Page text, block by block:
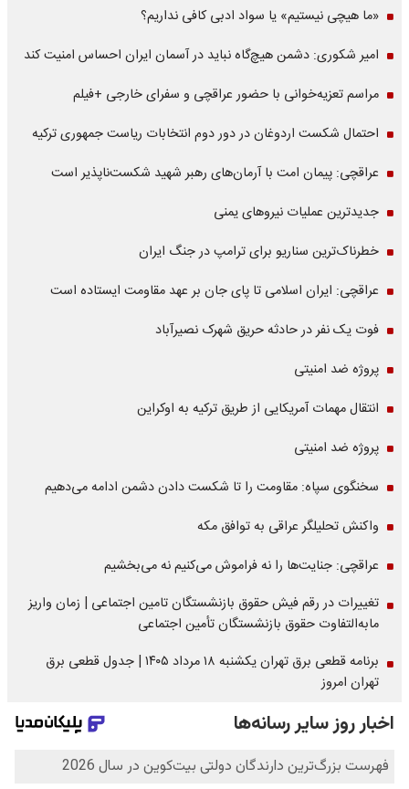
«ما هیچی نیستیم» یا سواد ادبی کافی نداریم؟
امیر شکوری: دشمن هیچ‌گاه نباید در آسمان ایران احساس امنیت کند
مراسم تعزیه‌خوانی با حضور عراقچی و سفرای خارجی +فیلم
احتمال شکست اردوغان در دور دوم انتخابات ریاست جمهوری ترکیه
عراقچی: پیمان امت با آرمان‌های رهبر شهید شکست‌ناپذیر است
جدیدترین عملیات نیروهای یمنی
خطرناک‌ترین سناریو برای ترامپ در جنگ ایران
عراقچی: ایران اسلامی تا پای جان بر عهد مقاومت ایستاده است
فوت یک نفر در حادثه حریق شهرک نصیرآباد
پروژه ضد امنیتی
انتقال مهمات آمریکایی از طریق ترکیه به اوکراین
پروژه ضد امنیتی
سخنگوی سپاه: مقاومت را تا شکست دادن دشمن ادامه می‌دهیم
واکنش تحلیلگر عراقی به توافق مکه
عراقچی: جنایت‌ها را نه فراموش می‌کنیم نه می‌بخشیم
تغییرات در رقم فیش حقوق بازنشستگان تامین اجتماعی | زمان واریز
مابه‌التفاوت حقوق بازنشستگان تأمین اجتماعی
برنامه قطعی برق تهران یکشنبه ۱۸ مرداد ۱۴۰۵ | جدول قطعی برق
تهران امروز